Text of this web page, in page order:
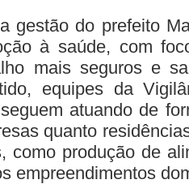
gestão do prefeito
à saúde, com
mais seguros e
equipes da
atuando de
quanto
como produção de
empreendimentos